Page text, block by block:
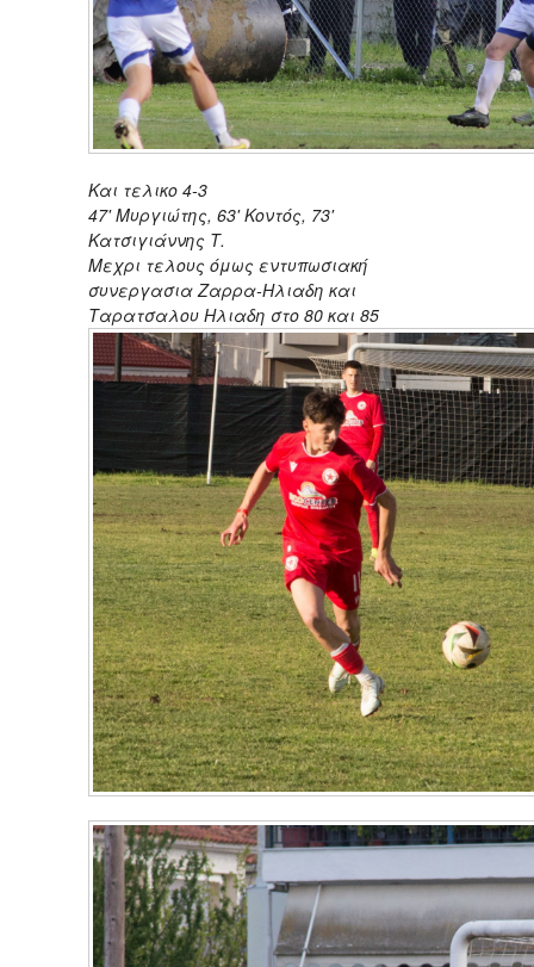
Και τελικο 4-3
47' Μυργιώτης, 63' Κοντός, 73'
Κατσιγιάννης Τ.
Μεχρι τελους όμως εντυπωσιακή
συνεργασια Ζαρρα-Ηλιαδη και
Ταρατσαλου Ηλιαδη στο 80 και 85